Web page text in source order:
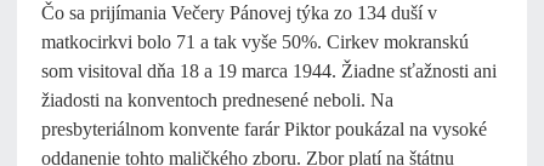
Čo sa prijímania Večery Pánovej týka zo 134 duší v
matkocirkvi bolo 71 a tak vyše 50%. Cirkev mokranskú
som visitoval dňa 18 a 19 marca 1944. Žiadne sťažnosti ani
žiadosti na konventoch prednesené neboli. Na
presbyteriálnom konvente farár Piktor poukázal na vysoké
oddanenie tohto maličkého zboru. Zbor platí na štátnu